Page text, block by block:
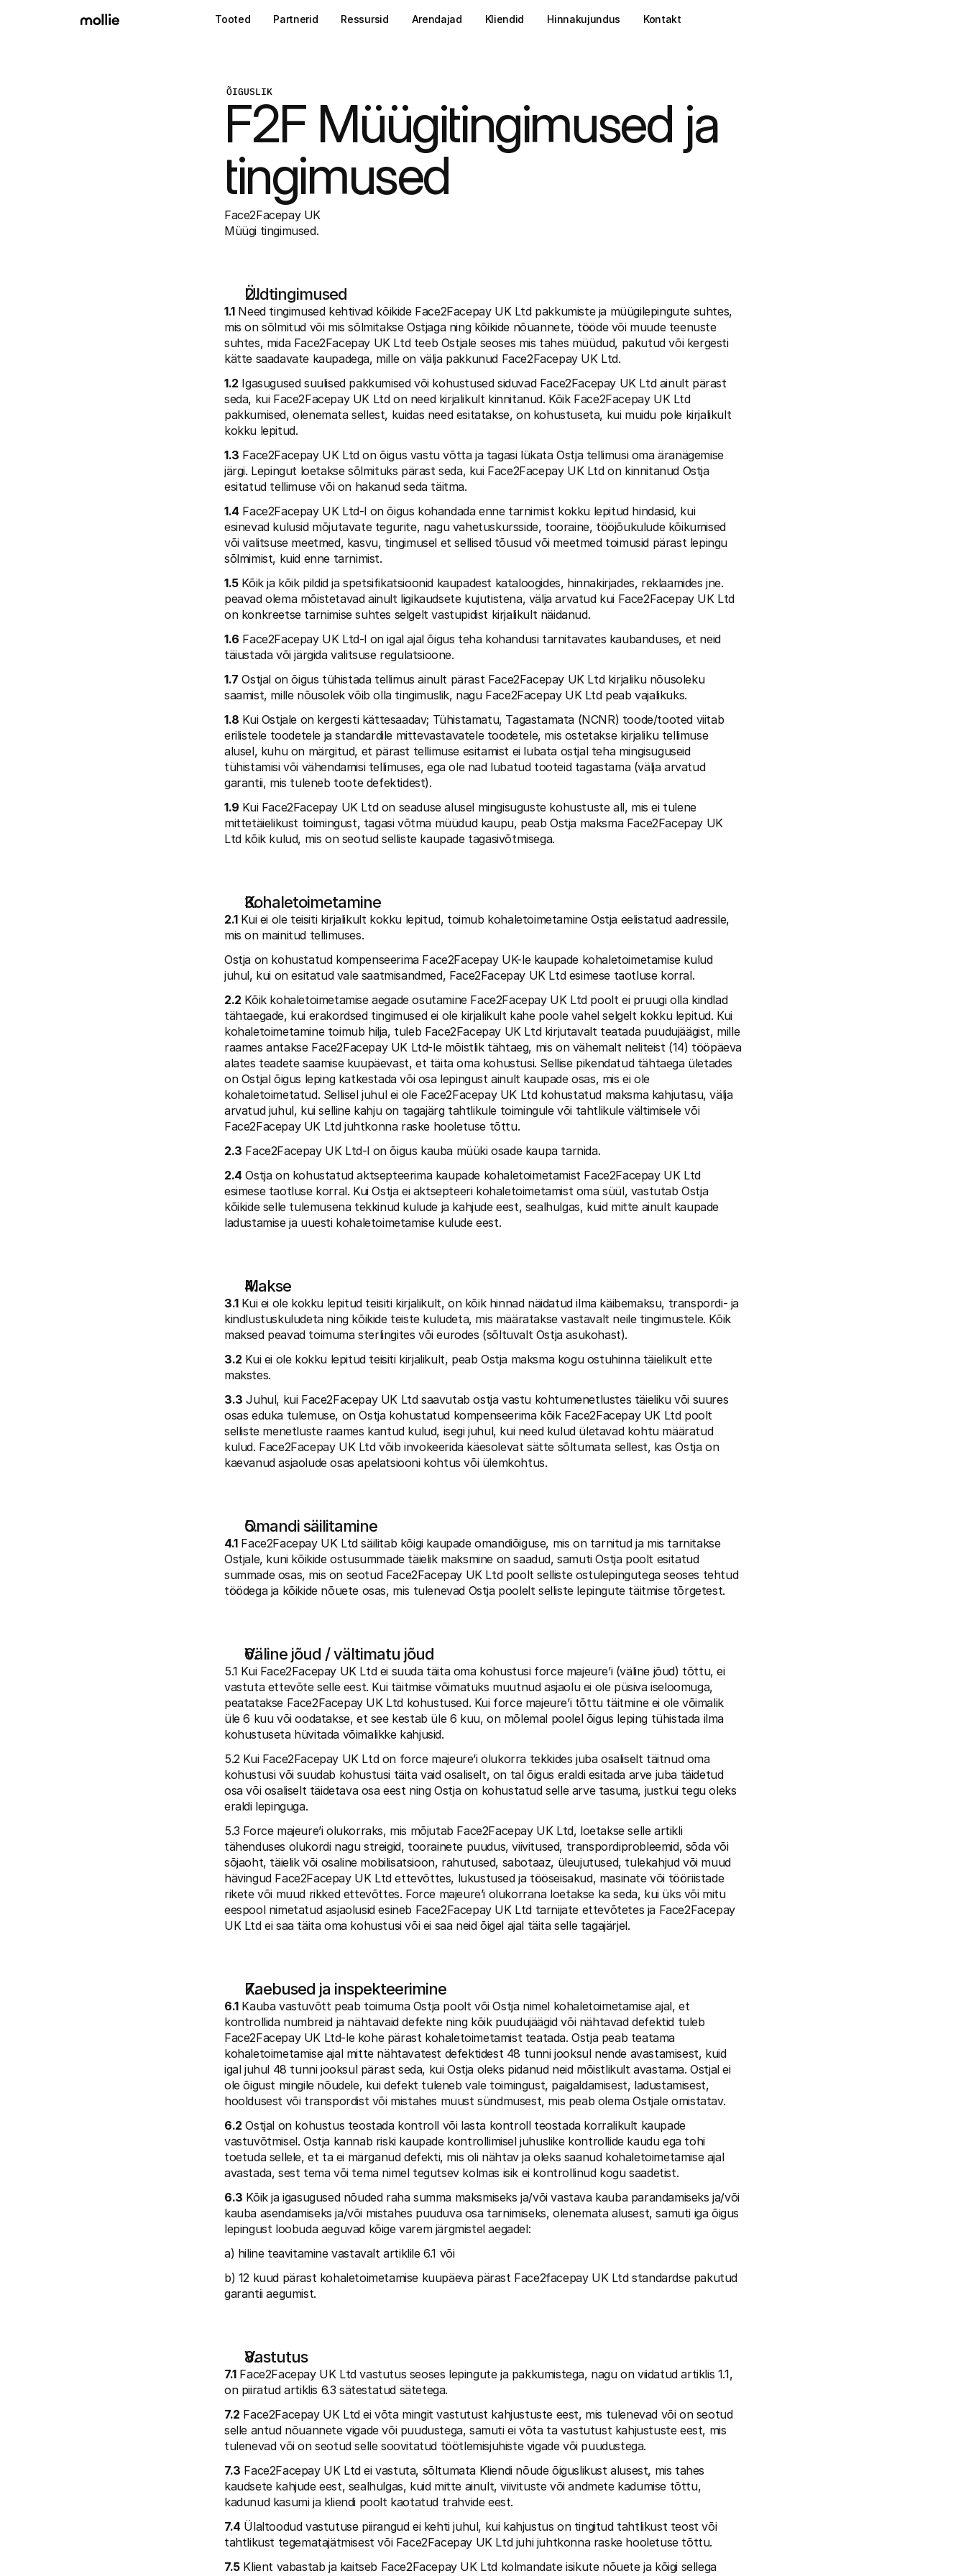
ÕIGUSLIK
F2F Müügitingimused ja
tingimused
Face2Facepay UK
Müügi tingimused.
Üldtingimused
1.1 Need tingimused kehtivad kõikide Face2Facepay UK Ltd pakkumiste ja müügilepingute suhtes,
mis on sõlmitud või mis sõlmitakse Ostjaga ning kõikide nõuannete, tööde või muude teenuste
suhtes, mida Face2Facepay UK Ltd teeb Ostjale seoses mis tahes müüdud, pakutud või kergesti
kätte saadavate kaupadega, mille on välja pakkunud Face2Facepay UK Ltd.
1.2 Igasugused suulised pakkumised või kohustused siduvad Face2Facepay UK Ltd ainult pärast
seda, kui Face2Facepay UK Ltd on need kirjalikult kinnitanud. Kõik Face2Facepay UK Ltd
pakkumised, olenemata sellest, kuidas need esitatakse, on kohustuseta, kui muidu pole kirjalikult
kokku lepitud.
1.3 Face2Facepay UK Ltd on õigus vastu võtta ja tagasi lükata Ostja tellimusi oma äranägemise
järgi. Lepingut loetakse sõlmituks pärast seda, kui Face2Facepay UK Ltd on kinnitanud Ostja
esitatud tellimuse või on hakanud seda täitma.
1.4 Face2Facepay UK Ltd-l on õigus kohandada enne tarnimist kokku lepitud hindasid, kui
esinevad kulusid mõjutavate tegurite, nagu vahetuskursside, tooraine, tööjõukulude kõikumised
või valitsuse meetmed, kasvu, tingimusel et sellised tõusud või meetmed toimusid pärast lepingu
sõlmimist, kuid enne tarnimist.
1.5 Kõik ja kõik pildid ja spetsifikatsioonid kaupadest kataloogides, hinnakirjades, reklaamides jne.
peavad olema mõistetavad ainult ligikaudsete kujutistena, välja arvatud kui Face2Facepay UK Ltd
on konkreetse tarnimise suhtes selgelt vastupidist kirjalikult näidanud.
1.6 Face2Facepay UK Ltd-l on igal ajal õigus teha kohandusi tarnitavates kaubanduses, et neid
täiustada või järgida valitsuse regulatsioone.
1.7 Ostjal on õigus tühistada tellimus ainult pärast Face2Facepay UK Ltd kirjaliku nõusoleku
saamist, mille nõusolek võib olla tingimuslik, nagu Face2Facepay UK Ltd peab vajalikuks.
1.8 Kui Ostjale on kergesti kättesaadav; Tühistamatu, Tagastamata (NCNR) toode/tooted viitab
erilistele toodetele ja standardile mittevastavatele toodetele, mis ostetakse kirjaliku tellimuse
alusel, kuhu on märgitud, et pärast tellimuse esitamist ei lubata ostjal teha mingisuguseid
tühistamisi või vähendamisi tellimuses, ega ole nad lubatud tooteid tagastama (välja arvatud
garantii, mis tuleneb toote defektidest).
1.9 Kui Face2Facepay UK Ltd on seaduse alusel mingisuguste kohustuste all, mis ei tulene
mittetäielikust toimingust, tagasi võtma müüdud kaupu, peab Ostja maksma Face2Facepay UK
Ltd kõik kulud, mis on seotud selliste kaupade tagasivõtmisega.
Kohaletoimetamine
2.1 Kui ei ole teisiti kirjalikult kokku lepitud, toimub kohaletoimetamine Ostja eelistatud aadressile,
mis on mainitud tellimuses.
Ostja on kohustatud kompenseerima Face2Facepay UK-le kaupade kohaletoimetamise kulud
juhul, kui on esitatud vale saatmisandmed, Face2Facepay UK Ltd esimese taotluse korral.
2.2 Kõik kohaletoimetamise aegade osutamine Face2Facepay UK Ltd poolt ei pruugi olla kindlad
tähtaegade, kui erakordsed tingimused ei ole kirjalikult kahe poole vahel selgelt kokku lepitud. Kui
kohaletoimetamine toimub hilja, tuleb Face2Facepay UK Ltd kirjutavalt teatada puudujäägist, mille
raames antakse Face2Facepay UK Ltd-le mõistlik tähtaeg, mis on vähemalt neliteist (14) tööpäeva
alates teadete saamise kuupäevast, et täita oma kohustusi. Sellise pikendatud tähtaega ületades
on Ostjal õigus leping katkestada või osa lepingust ainult kaupade osas, mis ei ole
kohaletoimetatud. Sellisel juhul ei ole Face2Facepay UK Ltd kohustatud maksma kahjutasu, välja
arvatud juhul, kui selline kahju on tagajärg tahtlikule toimingule või tahtlikule vältimisele või
Face2Facepay UK Ltd juhtkonna raske hooletuse tõttu.
2.3 Face2Facepay UK Ltd-l on õigus kauba müüki osade kaupa tarnida.
2.4 Ostja on kohustatud aktsepteerima kaupade kohaletoimetamist Face2Facepay UK Ltd
esimese taotluse korral. Kui Ostja ei aktsepteeri kohaletoimetamist oma süül, vastutab Ostja
kõikide selle tulemusena tekkinud kulude ja kahjude eest, sealhulgas, kuid mitte ainult kaupade
ladustamise ja uuesti kohaletoimetamise kulude eest.
Makse
3.1 Kui ei ole kokku lepitud teisiti kirjalikult, on kõik hinnad näidatud ilma käibemaksu, transpordi- ja
kindlustuskuludeta ning kõikide teiste kuludeta, mis määratakse vastavalt neile tingimustele. Kõik
maksed peavad toimuma sterlingites või eurodes (sõltuvalt Ostja asukohast).
3.2 Kui ei ole kokku lepitud teisiti kirjalikult, peab Ostja maksma kogu ostuhinna täielikult ette
makstes.
3.3 Juhul, kui Face2Facepay UK Ltd saavutab ostja vastu kohtumenetlustes täieliku või suures
osas eduka tulemuse, on Ostja kohustatud kompenseerima kõik Face2Facepay UK Ltd poolt
selliste menetluste raames kantud kulud, isegi juhul, kui need kulud ületavad kohtu määratud
kulud. Face2Facepay UK Ltd võib invokeerida käesolevat sätte sõltumata sellest, kas Ostja on
kaevanud asjaolude osas apelatsiooni kohtus või ülemkohtus.
Omandi säilitamine
4.1 Face2Facepay UK Ltd säilitab kõigi kaupade omandiõiguse, mis on tarnitud ja mis tarnitakse
Ostjale, kuni kõikide ostusummade täielik maksmine on saadud, samuti Ostja poolt esitatud
summade osas, mis on seotud Face2Facepay UK Ltd poolt selliste ostulepingutega seoses tehtud
töödega ja kõikide nõuete osas, mis tulenevad Ostja poolelt selliste lepingute täitmise tõrgetest.
Väline jõud / vältimatu jõud
5.1 Kui Face2Facepay UK Ltd ei suuda täita oma kohustusi force majeure’i (väline jõud) tõttu, ei
vastuta ettevõte selle eest. Kui täitmise võimatuks muutnud asjaolu ei ole püsiva iseloomuga,
peatatakse Face2Facepay UK Ltd kohustused. Kui force majeure’i tõttu täitmine ei ole võimalik
üle 6 kuu või oodatakse, et see kestab üle 6 kuu, on mõlemal poolel õigus leping tühistada ilma
kohustuseta hüvitada võimalikke kahjusid.
5.2 Kui Face2Facepay UK Ltd on force majeure’i olukorra tekkides juba osaliselt täitnud oma
kohustusi või suudab kohustusi täita vaid osaliselt, on tal õigus eraldi esitada arve juba täidetud
osa või osaliselt täidetava osa eest ning Ostja on kohustatud selle arve tasuma, justkui tegu oleks
eraldi lepinguga.
5.3 Force majeure’i olukorraks, mis mõjutab Face2Facepay UK Ltd, loetakse selle artikli
tähenduses olukordi nagu streigid, toorainete puudus, viivitused, transpordiprobleemid, sõda või
sõjaoht, täielik või osaline mobilisatsioon, rahutused, sabotaaz, üleujutused, tulekahjud või muud
hävingud Face2Facepay UK Ltd ettevõttes, lukustused ja tööseisakud, masinate või tööriistade
rikete või muud rikked ettevõttes. Force majeure’i olukorrana loetakse ka seda, kui üks või mitu
eespool nimetatud asjaolusid esineb Face2Facepay UK Ltd tarnijate ettevõtetes ja Face2Facepay
UK Ltd ei saa täita oma kohustusi või ei saa neid õigel ajal täita selle tagajärjel.
Kaebused ja inspekteerimine
6.1 Kauba vastuvõtt peab toimuma Ostja poolt või Ostja nimel kohaletoimetamise ajal, et
kontrollida numbreid ja nähtavaid defekte ning kõik puudujäägid või nähtavad defektid tuleb
Face2Facepay UK Ltd-le kohe pärast kohaletoimetamist teatada. Ostja peab teatama
kohaletoimetamise ajal mitte nähtavatest defektidest 48 tunni jooksul nende avastamisest, kuid
igal juhul 48 tunni jooksul pärast seda, kui Ostja oleks pidanud neid mõistlikult avastama. Ostjal ei
ole õigust mingile nõudele, kui defekt tuleneb vale toimingust, paigaldamisest, ladustamisest,
hooldusest või transpordist või mistahes muust sündmusest, mis peab olema Ostjale omistatav.
6.2 Ostjal on kohustus teostada kontroll või lasta kontroll teostada korralikult kaupade
vastuvõtmisel. Ostja kannab riski kaupade kontrollimisel juhuslike kontrollide kaudu ega tohi
toetuda sellele, et ta ei märganud defekti, mis oli nähtav ja oleks saanud kohaletoimetamise ajal
avastada, sest tema või tema nimel tegutsev kolmas isik ei kontrollinud kogu saadetist.
6.3 Kõik ja igasugused nõuded raha summa maksmiseks ja/või vastava kauba parandamiseks ja/või
kauba asendamiseks ja/või mistahes puuduva osa tarnimiseks, olenemata alusest, samuti iga õigus
lepingust loobuda aeguvad kõige varem järgmistel aegadel:
a) hiline teavitamine vastavalt artiklile 6.1 või
b) 12 kuud pärast kohaletoimetamise kuupäeva pärast Face2facepay UK Ltd standardse pakutud
garantii aegumist.
Vastutus
7.1 Face2Facepay UK Ltd vastutus seoses lepingute ja pakkumistega, nagu on viidatud artiklis 1.1,
on piiratud artiklis 6.3 sätestatud sätetega.
7.2 Face2Facepay UK Ltd ei võta mingit vastutust kahjustuste eest, mis tulenevad või on seotud
selle antud nõuannete vigade või puudustega, samuti ei võta ta vastutust kahjustuste eest, mis
tulenevad või on seotud selle soovitatud töötlemisjuhiste vigade või puudustega.
7.3 Face2Facepay UK Ltd ei vastuta, sõltumata Kliendi nõude õiguslikust alusest, mis tahes
kaudsete kahjude eest, sealhulgas, kuid mitte ainult, viivituste või andmete kadumise tõttu,
kadunud kasumi ja kliendi poolt kaotatud trahvide eest.
7.4 Ülaltoodud vastutuse piirangud ei kehti juhul, kui kahjustus on tingitud tahtlikust teost või
tahtlikust tegematajätmisest või Face2Facepay UK Ltd juhi juhtkonna raske hooletuse tõttu.
7.5 Klient vabastab ja kaitseb Face2Facepay UK Ltd kolmandate isikute nõuete ja kõigi sellega
Tooted Partnerid Ressursid Arendajad Kliendid Hinnakujundus Kontakt